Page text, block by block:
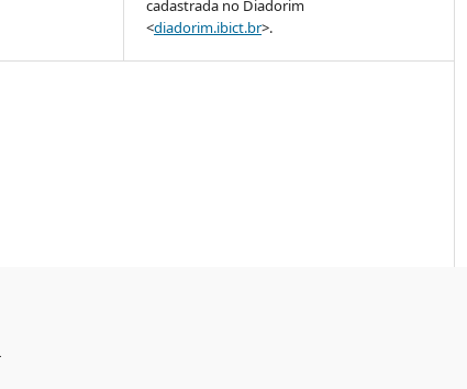
cadastrada no Diadorim
<diadorim.ibict.br>.